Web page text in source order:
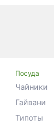
Посуда
Чайники
Гайвани
Типоты